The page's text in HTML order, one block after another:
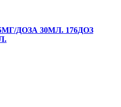
ДОЗА 30МЛ. 176ДОЗ